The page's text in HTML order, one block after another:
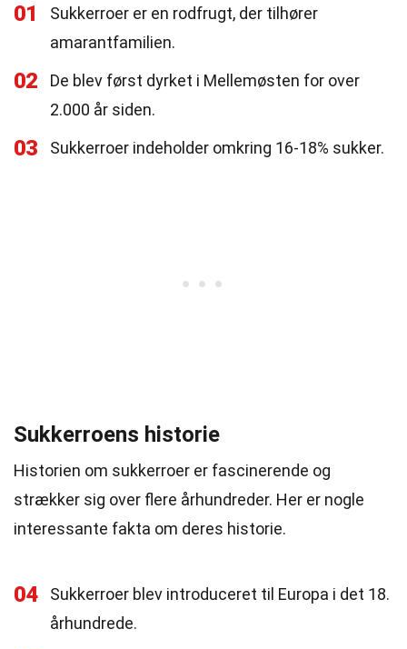
01
Sukkerroer er en rodfrugt, der tilhører
amarantfamilien.
02
De blev først dyrket i Mellemøsten for over
2.000 år siden.
03 Sukkerroer indeholder omkring 16-18% sukker.
Sukkerroens historie
Historien om sukkerroer er fascinerende og
strækker sig over flere århundreder. Her er nogle
interessante fakta om deres historie.
04
Sukkerroer blev introduceret til Europa i det 18.
århundrede.